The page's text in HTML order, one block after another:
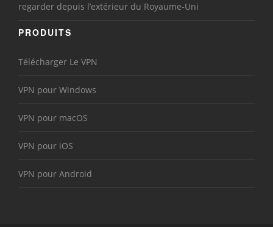
regarder depuis l’extérieur du Royaume-Uni
PRODUITS
Télécharger Le VPN
VPN pour Windows
VPN pour macOS
VPN pour iOS
VPN pour Android